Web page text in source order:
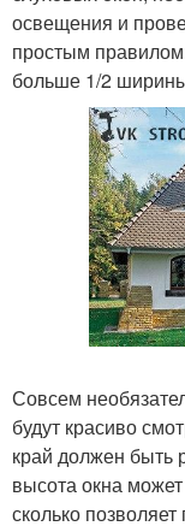
освещения и
простым
больше 1/2
Совсем
будут красиво
край должен быть
высота окна
сколько